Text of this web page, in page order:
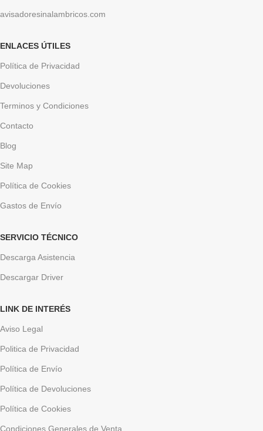
avisadoresinalambricos.com
ENLACES ÚTILES
Política de Privacidad
Devoluciones
Terminos y Condiciones
Contacto
Blog
Site Map
Política de Cookies
Gastos de Envío
SERVICIO TÉCNICO
Descarga Asistencia
Descargar Driver
LINK DE INTERÉS
Aviso Legal
Politica de Privacidad
Política de Envío
Política de Devoluciones
Política de Cookies
Condiciones Generales de Venta